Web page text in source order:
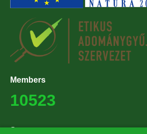
Members
10523
Supporters